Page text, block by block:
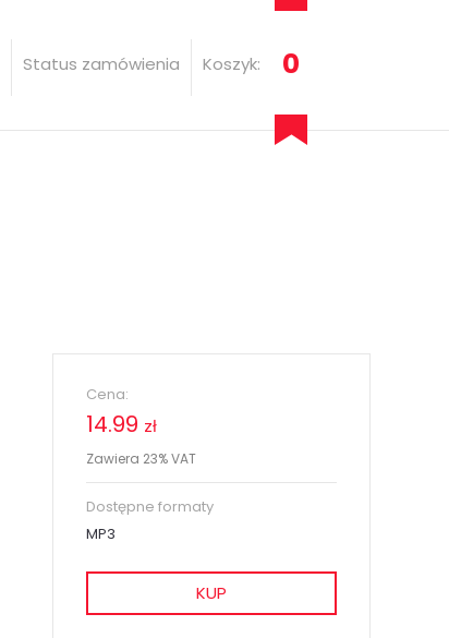
Status zamówienia Koszyk: 0
Cena:
14.99 zł
Zawiera 23% VAT
Dostępne formaty
MP3
KUP